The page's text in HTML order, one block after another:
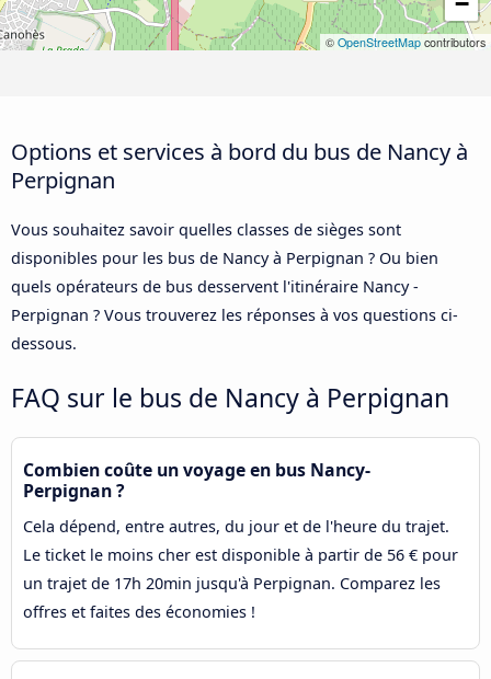
© OpenStreetMap contributors
Options et services à bord du bus de Nancy à
Perpignan
Vous souhaitez savoir quelles classes de sièges sont
disponibles pour les bus de Nancy à Perpignan ? Ou bien
quels opérateurs de bus desservent l'itinéraire Nancy -
Perpignan ? Vous trouverez les réponses à vos questions ci-
dessous.
FAQ sur le bus de Nancy à Perpignan
Combien coûte un voyage en bus Nancy-
Perpignan ?
Cela dépend, entre autres, du jour et de l'heure du trajet.
Le ticket le moins cher est disponible à partir de 56 € pour
un trajet de 17h 20min jusqu'à Perpignan. Comparez les
offres et faites des économies !